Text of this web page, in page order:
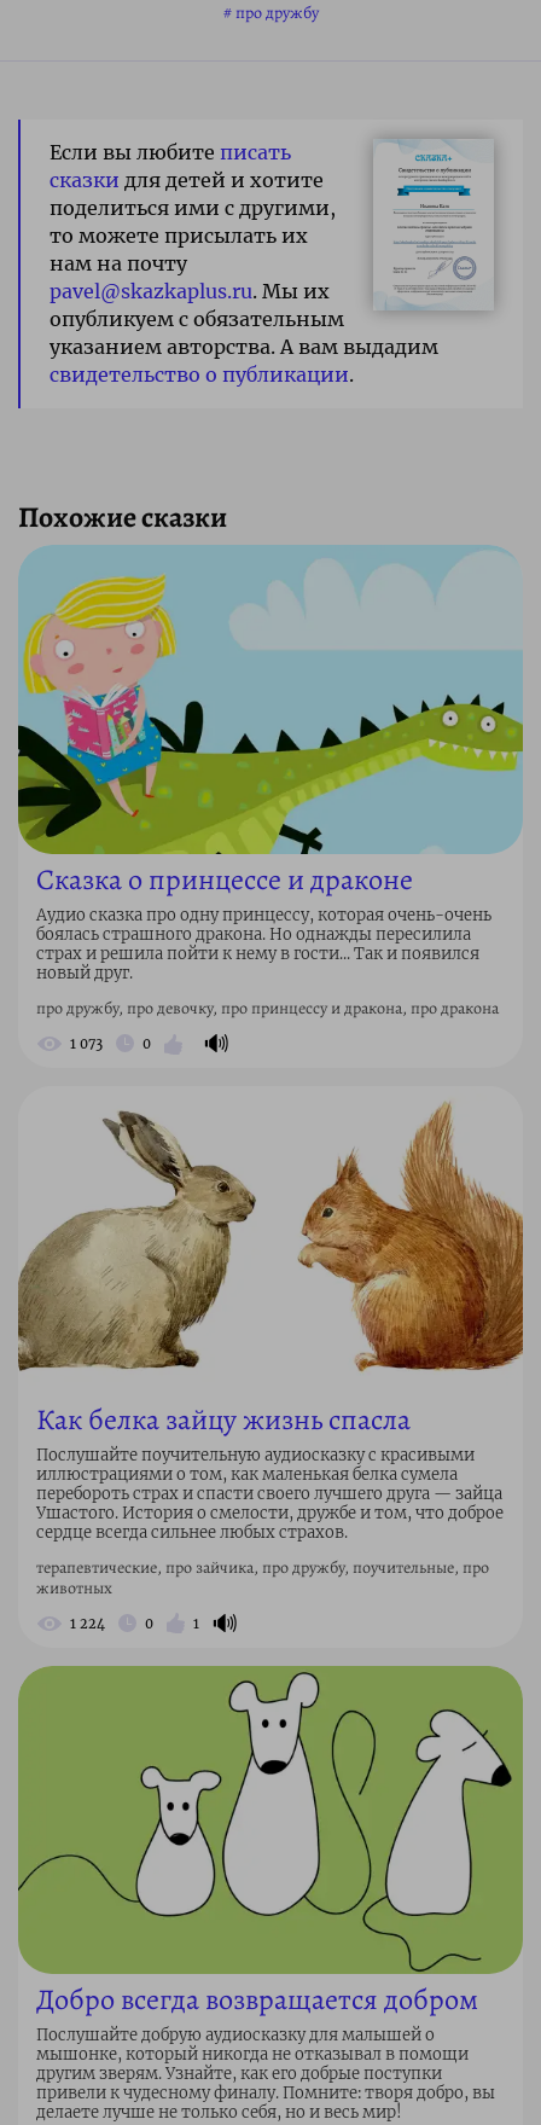
про дружбу
Если вы любите писать
сказки для детей и хотите
поделиться ими с другими,
то можете присылать их
нам на почту
pavel@skazkaplus.ru. Мы их
опубликуем с обязательным
указанием авторства. А вам выдадим
свидетельство о публикации.
Похожие сказки
Сказка о принцессе и драконе
Аудио сказка про одну принцессу, которая очень-очень
боялась страшного дракона. Но однажды пересилила
страх и решила пойти к нему в гости... Так и появился
новый друг.
про дружбу, про девочку, про принцессу и дракона, про дракона
1 073 0 🔊
Как белка зайцу жизнь спасла
Послушайте поучительную аудиосказку с красивыми
иллюстрациями о том, как маленькая белка сумела
перебороть страх и спасти своего лучшего друга — зайца
Ушастого. История о смелости, дружбе и том, что доброе
сердце всегда сильнее любых страхов.
терапевтические, про зайчика, про дружбу, поучительные, про
животных
1 224 0 1 🔊
Добро всегда возвращается добром
Послушайте добрую аудиосказку для малышей о
мышонке, который никогда не отказывал в помощи
другим зверям. Узнайте, как его добрые поступки
привели к чудесному финалу. Помните: творя добро, вы
делаете лучше не только себя, но и весь мир!